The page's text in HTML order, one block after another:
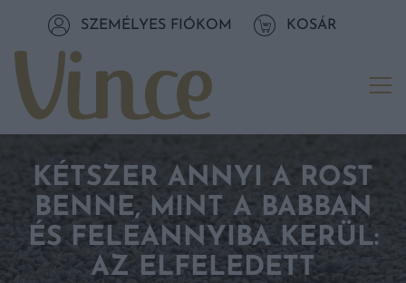
Tovább a tartalomhozSZEMÉLYES FIÓKOM KOSÁR
KÉTSZER ANNYI A ROST
BENNE, MINT A BABBAN
ÉS FELEANNYIBA KERÜL:
AZ ELFELEDETT